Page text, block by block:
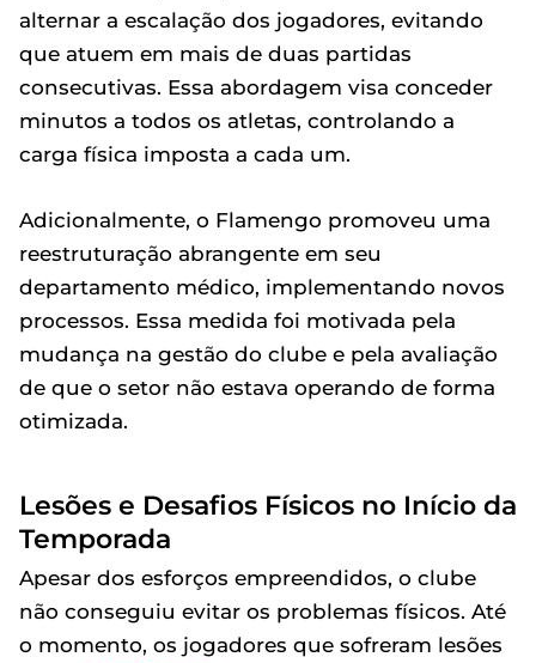
alternar a escalação dos jogadores, evitando
que atuem em mais de duas partidas
consecutivas. Essa abordagem visa conceder
minutos a todos os atletas, controlando a
carga física imposta a cada um.
Adicionalmente, o Flamengo promoveu uma
reestruturação abrangente em seu
departamento médico, implementando novos
processos. Essa medida foi motivada pela
mudança na gestão do clube e pela avaliação
de que o setor não estava operando de forma
otimizada.
Lesões e Desafios Físicos no Início da
Temporada
Apesar dos esforços empreendidos, o clube
não conseguiu evitar os problemas físicos. Até
o momento, os jogadores que sofreram lesões